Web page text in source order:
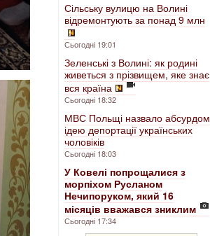
Сільську вулицю на Волині
відремонтують за понад 9 млн
Сьогодні 19:01
Зеленські з Волині: як родині
живеться з прізвищем, яке знає
вся країна
Сьогодні 18:32
МВС Польщі назвало абсурдом
ідею депортації українських
чоловіків
Сьогодні 18:03
У Ковелі попрощалися з
морпіхом Русланом
Нечипоруком, який 16
місяців вважався зниклим
Сьогодні 17:34